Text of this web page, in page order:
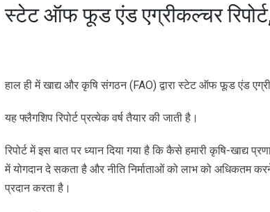
स्टेट ऑफ फूड एंड एग्रीकल्चर
हाल ही में खाद्य और कृषि संगठन (FAO) द्वारा स्टेट ऑफ फूड एंड
यह फ्लैगशिप रिपोर्ट प्रत्येक वर्ष तैयार की जाती है।
रिपोर्ट में इस बात पर ध्यान दिया गया है कि कैसे हमारी कृषि-खाद्य
में योगदान दे सकता है और नीति निर्माताओं को लाभ को अधिकतम
प्रदान करता है।